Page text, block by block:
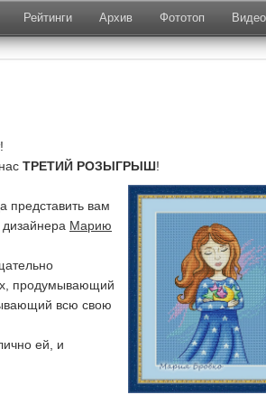
Рейтинги Архив Фототоп
ТРЕТИЙ РОЗЫГРЫШ!
представить вам
дизайнера Марию
продумывающий
всю свою
ей, и